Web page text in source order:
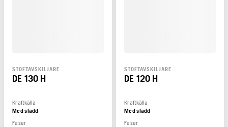
STOFTAVSKILJARE
DE 130 H
Kraftkälla
Med sladd
Faser
STOFTAVSKILJARE
DE 120 H
Kraftkälla
Med sladd
Faser